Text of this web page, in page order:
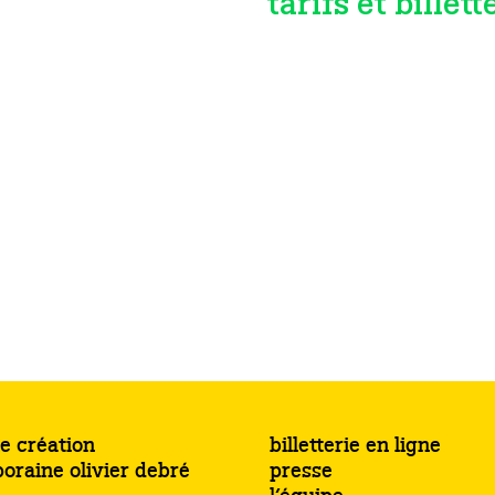
création
olivier debré
billetterie en ligne
presse